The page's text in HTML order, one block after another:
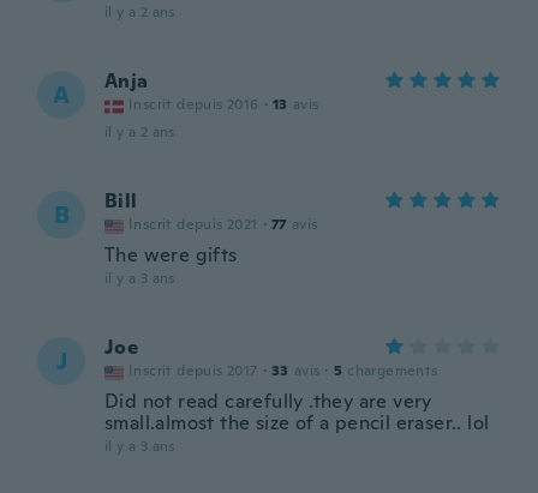
il y a 2 ans
A Anja
Inscrit depuis 2016 · 13 avis
il y a 2 ans
B Bill
Inscrit depuis 2021 · 77 avis
The were gifts
il y a 3 ans
J Joe
Inscrit depuis 2017 · 33 avis · 5 chargements
Did not read carefully .they are very
small.almost the size of a pencil eraser.. lol
il y a 3 ans